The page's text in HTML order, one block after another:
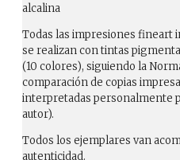
alcalina
Todas las impresiones fineart
se realizan con tintas
(10 colores), siguiendo la
comparación de copias
interpretadas personalmente
autor).
Todos los ejemplares van
autenticidad.